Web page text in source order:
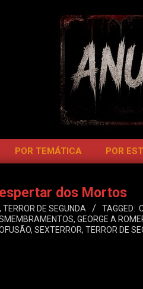
POR TEMÁTICA POR
dos Mortos
, TERROR DE SEGUNDA TAGGED:
, GEORGE A
, SEXTERROR, TERROR DE